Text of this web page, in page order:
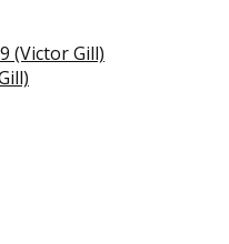
(Victor Gill)